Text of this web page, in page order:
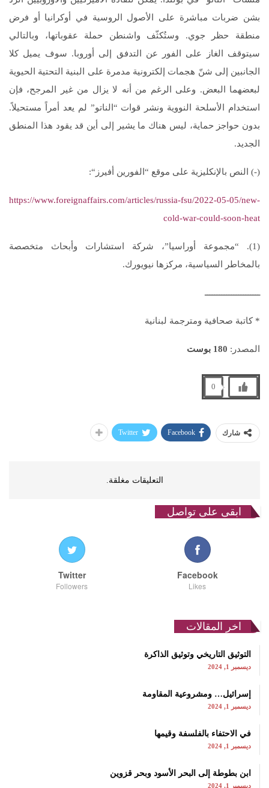
بشن ضربات مباشرة على الأصول الروسية في أوكرانيا أو فرض
منطقة حظر جوي. وستُكثّف واشنطن حملة عقوباتها، وبالتالي
سيتوقف الغاز على الفور عن التدفق إلى أوروبا. سوف يميل كلا
الجانبين إلى شنّ هجمات إلكترونية مدمرة على البنية التحتية الحيوية
لبعضهما البعض. وعلى الرغم من أنه لا يزال من غير المرجح، فإن
استخدام الأسلحة النووية ونشر قوات “الناتو” لم يعد أمراً مستحيلاً.
بدون حواجز حماية، ليس هناك ما يشير إلى أين قد يقود هذا المنطق
الجديد.
(-) النص بالإنكليزية على موقع “الفورين أفيرز“:
https://www.foreignaffairs.com/articles/russia-fsu/2022-05-05/new-
cold-war-could-soon-heat
(1). “مجموعة أوراسيا”، شركة استشارات وأبحاث متخصصة
بالمخاطر السياسية، مركزها نيويورك.
ـــــــــــــــــــــــ
* كاتبة صحافية ومترجمة لبنانية
المصدر: 180 بوست
0
شارك Facebook
Twitter
التعليقات مغلقة.
ابقى على تواصل
Facebook
Likes
Twitter
Followers
اخر المقالات
التوثيق التاريخي وتوثيق الذاكرة
ديسمبر 1, 2024
إسرائيل… ومشروعية المقاومة
ديسمبر 1, 2024
في الاحتفاء بالفلسفة وقيمها
ديسمبر 1, 2024
ابن بطوطة إلى البحر الأسود وبحر قزوين
ديسمبر 1, 2024